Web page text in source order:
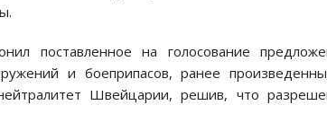
поставленное на голосование
и боеприпасов, ранее
Швейцарии, решив, что